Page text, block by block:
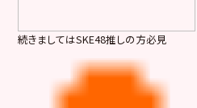
続きましてはSKE48推しの方必見